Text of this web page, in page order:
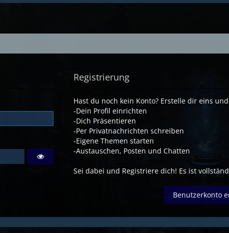
Registrierung
Hast du noch kein Konto? Erstelle dir eins
-Dein Profil einrichten
-Dich Präsentieren
-Per Privatnachrichten schreiben
-Eigene Themen starten
-Austauschen, Posten und Chatten
Sei dabei und Registriere dich! Es ist
Benutzerkonto